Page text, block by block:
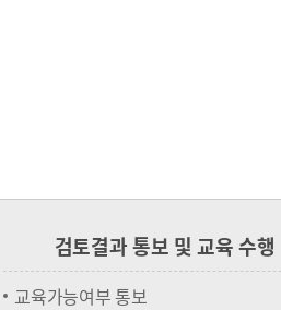
검토결과 통보 및 교육 수행
교육가능여부 통보